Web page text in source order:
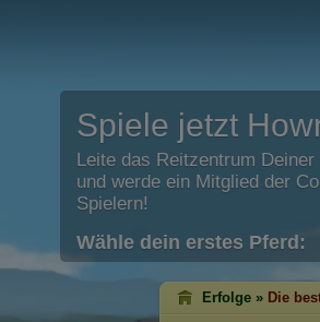
Spiele jetzt
Leite das Reitzentrum Deiner
und werde ein Mitglied der
Spielern!
Wähle dein erstes Pferd:
Erfolge » Die